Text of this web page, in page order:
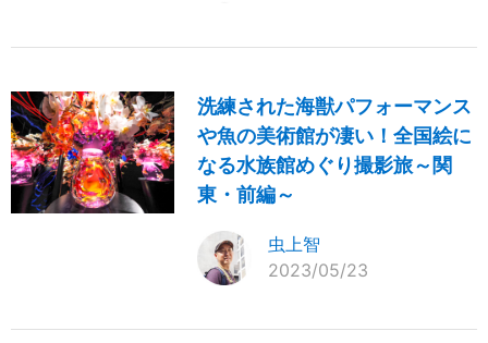
洗練された海獣パフォーマンス
や魚の美術館が凄い！全国絵に
なる水族館めぐり撮影旅～関
東・前編～
虫上智
2023/05/23